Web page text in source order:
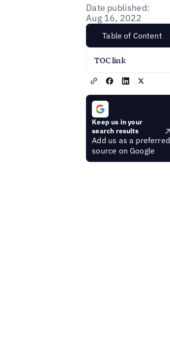
Date published:
Aug 16, 2022
Table of Content
TOC link
Keep us in your
search results
Add us as a preferred
source on Google